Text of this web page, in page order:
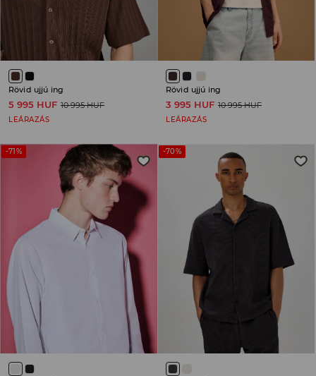
Rövid ujjú ing
5 995 HUF 10 995 HUF
LEÁRAZÁS
Rövid ujjú ing
3 995 HUF 10 995 HUF
LEÁRAZÁS
-71% -70%